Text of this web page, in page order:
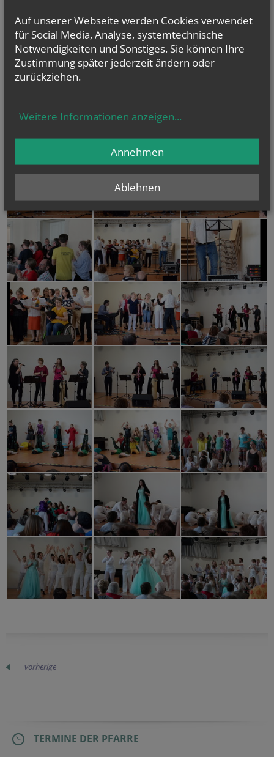
vorherige
TERMINE DER PFARRE
Auf unserer Webseite werden Cookies verwendet
für Social Media, Analyse, systemtechnische
Notwendigkeiten und Sonstiges. Sie können Ihre
Zustimmung später jederzeit ändern oder
zurückziehen.
Weitere Informationen anzeigen...
Ablehnen
Annehmen